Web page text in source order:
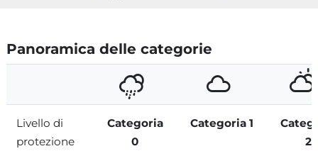
Panoramica delle categorie
Livello di
protezione
Categoria
0
Categoria 1
2